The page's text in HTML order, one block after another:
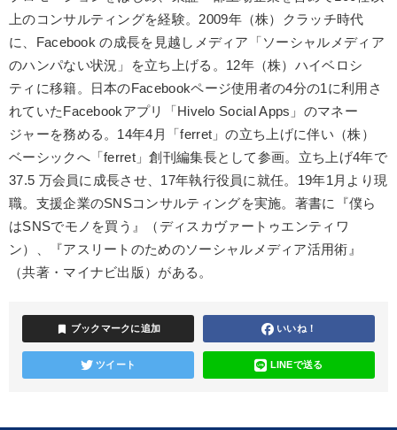
上のコンサルティングを経験。2009年（株）クラッチ時代
に、Facebook の成長を見越しメディア「ソーシャルメディア
のハンパない状況」を立ち上げる。12年（株）ハイベロシ
ティに移籍。日本のFacebookページ使用者の4分の1に利用さ
れていたFacebookアプリ「Hivelo Social Apps」のマネー
ジャーを務める。14年4月「ferret」の立ち上げに伴い（株）
ベーシックへ「ferret」創刊編集長として参画。立ち上げ4年で
37.5 万会員に成長させ、17年執行役員に就任。19年1月より現
職。支援企業のSNSコンサルティングを実施。著書に『僕ら
はSNSでモノを買う』（ディスカヴァートゥエンティワ
ン）、『アスリートのためのソーシャルメディア活用術』
（共著・マイナビ出版）がある。
bookmark ブックマークに追加 いいね！
ツイート LINEで送る